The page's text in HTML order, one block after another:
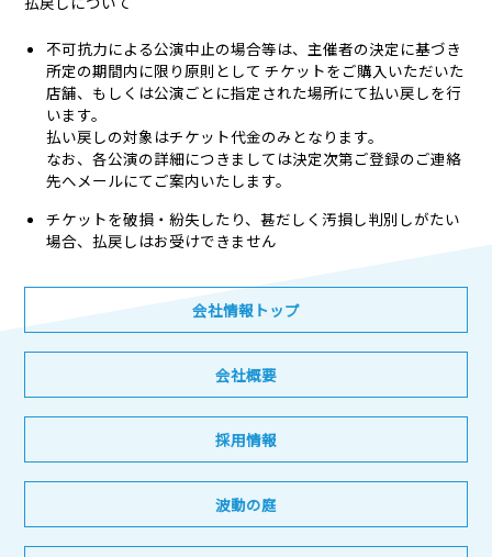
不可抗力による公演中止の場合等は、主催者の決定に基づき
所定の期間内に限り原則として チケットをご購入いただいた
店舗、もしくは公演ごとに指定された場所にて払い戻しを行
います。
払い戻しの対象はチケット代金のみとなります。
なお、各公演の詳細につきましては決定次第ご登録のご連絡
先へメールにてご案内いたします。
チケットを破損・紛失したり、甚だしく汚損し判別しがたい
場合、払戻しはお受けできません
会社情報トップ
会社概要
採用情報
波動の庭